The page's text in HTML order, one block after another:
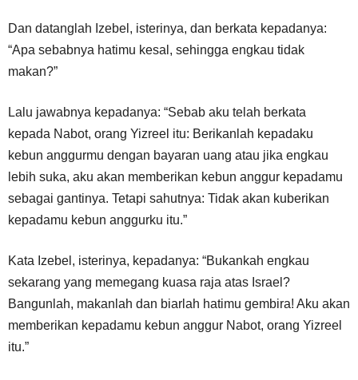
Dan datanglah Izebel, isterinya, dan berkata kepadanya:
“Apa sebabnya hatimu kesal, sehingga engkau tidak
makan?”
Lalu jawabnya kepadanya: “Sebab aku telah berkata
kepada Nabot, orang Yizreel itu: Berikanlah kepadaku
kebun anggurmu dengan bayaran uang atau jika engkau
lebih suka, aku akan memberikan kebun anggur kepadamu
sebagai gantinya. Tetapi sahutnya: Tidak akan kuberikan
kepadamu kebun anggurku itu.”
Kata Izebel, isterinya, kepadanya: “Bukankah engkau
sekarang yang memegang kuasa raja atas Israel?
Bangunlah, makanlah dan biarlah hatimu gembira! Aku akan
memberikan kepadamu kebun anggur Nabot, orang Yizreel
itu.”